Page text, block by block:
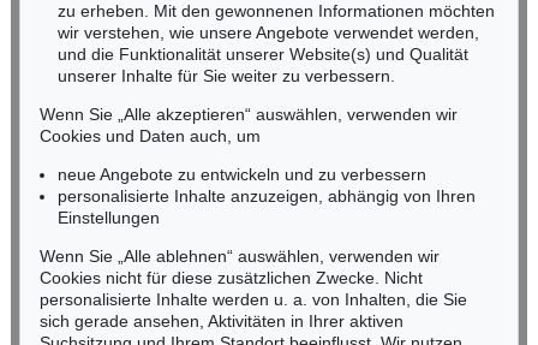
Auktion 437 - Lot 865
G. GRAUBNER
Farbraumkörper, 1989
Ergebnis:€ 193.750
G. GRAUBNER
Farbraumkörper, gelb/orange, 1999
Ergebnis:€ 187.500
NORDDEUTSCHLAND
Nico Kassel, M.A.
Tel.: +49 (0)89 55244-164
Mobil: +49 (0)171 8618661
n.kassel@kettererkunst.de
Keine Auktion mehr verpassen!
Wir informieren Sie rechtzeitig.
zu erheben. Mit den gewonnenen Informationen möchten
wir verstehen, wie unsere Angebote verwendet werden,
und die Funktionalität unserer Website(s) und Qualität
unserer Inhalte für Sie weiter zu verbessern.
Wenn Sie „Alle akzeptieren“ auswählen, verwenden wir
Cookies und Daten auch, um
neue Angebote zu entwickeln und zu verbessern
personalisierte Inhalte anzuzeigen, abhängig von Ihren
Einstellungen
Wenn Sie „Alle ablehnen“ auswählen, verwenden wir
Cookies nicht für diese zusätzlichen Zwecke. Nicht
personalisierte Inhalte werden u. a. von Inhalten, die Sie
sich gerade ansehen, Aktivitäten in Ihrer aktiven